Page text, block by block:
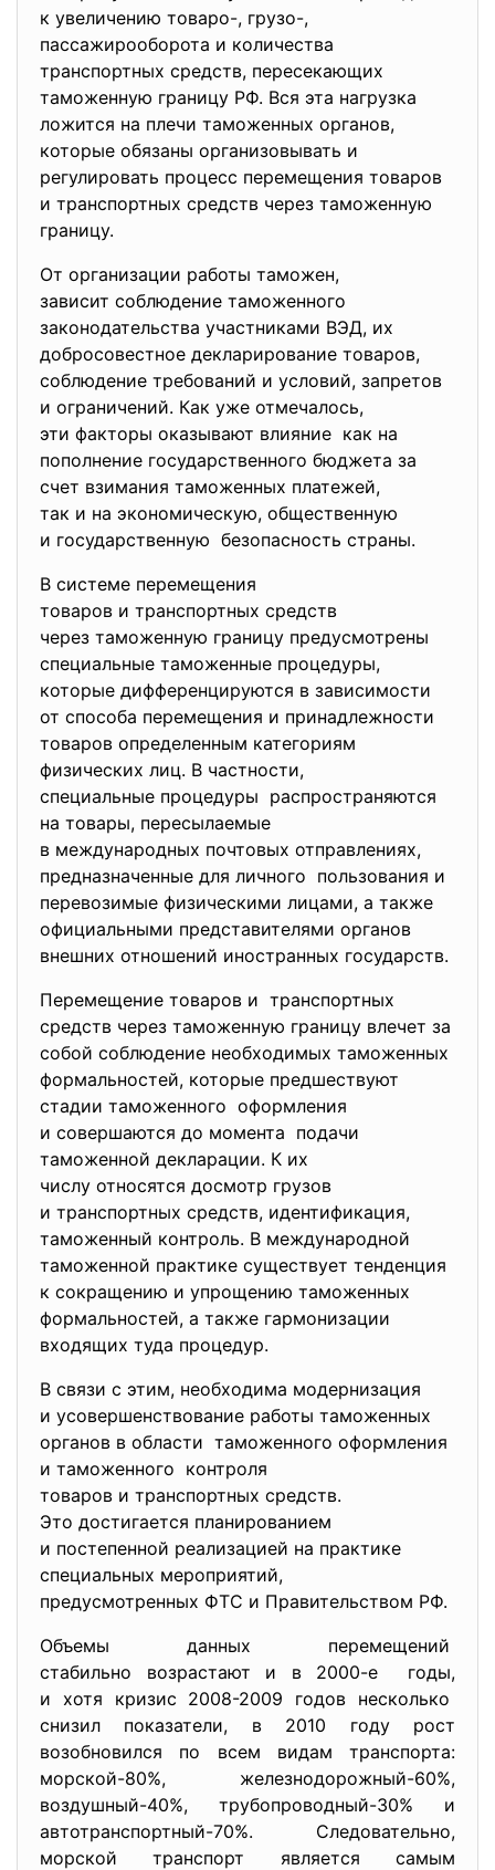
к увеличению товаро-, грузо-,
пассажирооборота и количества
транспортных средств, пересекающих
таможенную границу РФ. Вся эта нагрузка
ложится на плечи таможенных органов,
которые обязаны организовывать и
регулировать процесс перемещения товаров
и транспортных средств через таможенную
границу.
От организации работы таможен,
зависит соблюдение таможенного
законодательства участниками ВЭД, их
добросовестное декларирование товаров,
соблюдение требований и условий, запретов
и ограничений. Как уже отмечалось,
эти факторы оказывают влияние как на
пополнение государственного бюджета за
счет взимания таможенных платежей,
так и на экономическую, общественную
и государственную безопасность страны.
В системе перемещения
товаров и транспортных средств
через таможенную границу предусмотрены
специальные таможенные процедуры,
которые дифференцируются в зависимости
от способа перемещения и принадлежности
товаров определенным категориям
физических лиц. В частности,
специальные процедуры распространяются
на товары, пересылаемые
в международных почтовых отправлениях,
предназначенные для личного пользования и
перевозимые физическими лицами, а также
официальными представителями органов
внешних отношений иностранных государств.
Перемещение товаров и транспортных
средств через таможенную границу влечет за
собой соблюдение необходимых таможенных
формальностей, которые предшествуют
стадии таможенного оформления
и совершаются до момента подачи
таможенной декларации. К их
числу относятся досмотр грузов
и транспортных средств, идентификация,
таможенный контроль. В международной
таможенной практике существует тенденция
к сокращению и упрощению таможенных
формальностей, а также гармонизации
входящих туда процедур.
В связи с этим, необходима модернизация
и усовершенствование работы таможенных
органов в области таможенного оформления
и таможенного контроля
товаров и транспортных средств.
Это достигается планированием
и постепенной реализацией на практике
специальных мероприятий,
предусмотренных ФТС и Правительством РФ.
Объемы данных перемещений
стабильно возрастают и в 2000-е годы,
и хотя кризис 2008-2009 годов несколько
снизил показатели, в 2010 году рост
возобновился по всем видам транспорта:
морской-80%, железнодорожный-60%,
воздушный-40%, трубопроводный-30% и
автотранспортный-70%. Следовательно,
морской транспорт является самым